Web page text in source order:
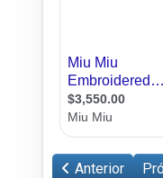
Anterior